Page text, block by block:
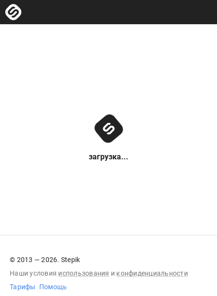
загрузка...
© 2013 — 2026. Stepik
Наши условия использования и конфиденциальности
Тарифы
Помощь